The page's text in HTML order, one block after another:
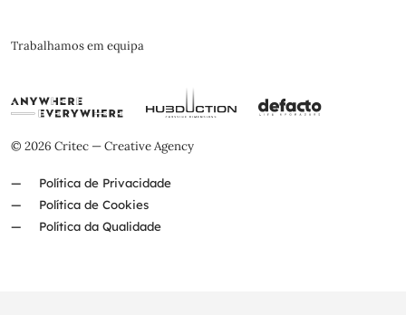
Trabalhamos em equipa
© 2026 Critec — Creative Agency
Política de Privacidade
Política de Cookies
Política da Qualidade